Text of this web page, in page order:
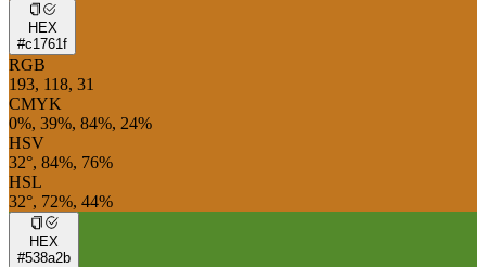
HEX
#c1761f
RGB
193, 118, 31
CMYK
0%, 39%, 84%, 24%
HSV
32°, 84%, 76%
HSL
32°, 72%, 44%
HEX
#538a2b